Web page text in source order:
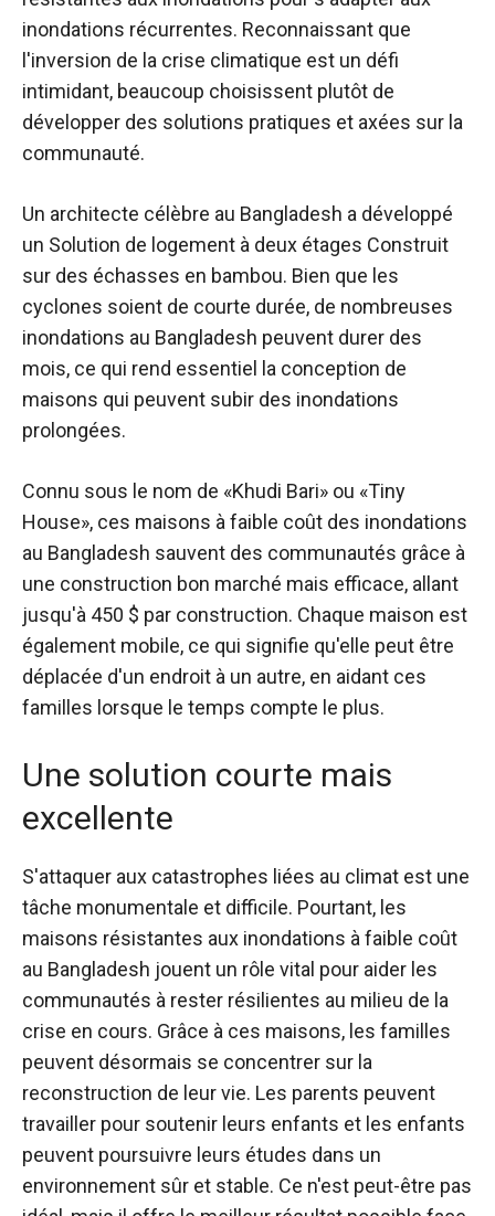
inondations récurrentes. Reconnaissant que
l'inversion de la crise climatique est un défi
intimidant, beaucoup choisissent plutôt de
développer des solutions pratiques et axées sur la
communauté.
Un architecte célèbre au Bangladesh a développé
un Solution de logement à deux étages Construit
sur des échasses en bambou. Bien que les
cyclones soient de courte durée, de nombreuses
inondations au Bangladesh peuvent durer des
mois, ce qui rend essentiel la conception de
maisons qui peuvent subir des inondations
prolongées.
Connu sous le nom de «Khudi Bari» ou «Tiny
House», ces maisons à faible coût des inondations
au Bangladesh sauvent des communautés grâce à
une construction bon marché mais efficace, allant
jusqu'à 450 $ par construction. Chaque maison est
également mobile, ce qui signifie qu'elle peut être
déplacée d'un endroit à un autre, en aidant ces
familles lorsque le temps compte le plus.
Une solution courte mais
excellente
S'attaquer aux catastrophes liées au climat est une
tâche monumentale et difficile. Pourtant, les
maisons résistantes aux inondations à faible coût
au Bangladesh jouent un rôle vital pour aider les
communautés à rester résilientes au milieu de la
crise en cours. Grâce à ces maisons, les familles
peuvent désormais se concentrer sur la
reconstruction de leur vie. Les parents peuvent
travailler pour soutenir leurs enfants et les enfants
peuvent poursuivre leurs études dans un
environnement sûr et stable. Ce n'est peut-être pas